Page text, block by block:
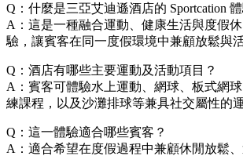
Q：什麼是三亞艾迪遜酒店的 Sportcation 體
A：這是一種融合運動、健康生活與度假
驗，讓賓客在同一度假環境中兼顧放鬆與活
Q：酒店有哪些主要運動及活動項目？
A：賓客可體驗水上運動、網球、板式網球
練課程，以及沙灘排球等兼具社交屬性的運
Q：這一體驗適合哪些賓客？
A：適合希望在度假過程中兼顧休閒放鬆